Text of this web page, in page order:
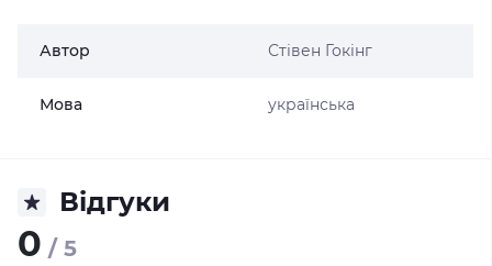
Автор Стівен Гокінг
Мова українська
Відгуки
0 / 5